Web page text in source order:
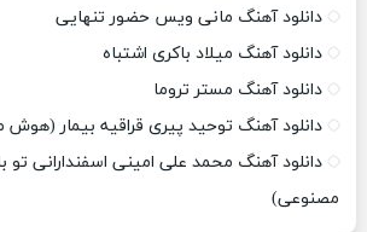
دانلود آهنگ مانی ویس حضور تنهایی
دانلود آهنگ میلاد باکری اشتباه
دانلود آهنگ مستر تروما
دانلود آهنگ توحید پیری قراقیه بیمار
دانلود آهنگ محمد علی امینی اسفندارانی
مصنوعی)